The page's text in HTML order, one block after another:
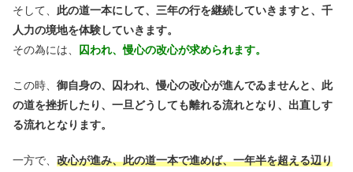
そして、 此の道一本にして、三年の行を継続していきますと、千
人力の境地を体験していきます。
その為には、
囚われ、慢心の改心が求められます。
この時、 御自身の、囚われ、慢心の改心が進んでゐませんと、此
の道を挫折したり、一旦どうしても離れる流れとなり、出直しす
る流れとなります。
一方で、 改心が進み、此の道一本で進めば、一年半を超える辺り